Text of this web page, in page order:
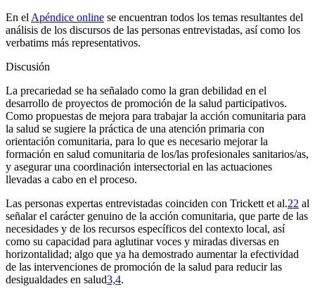
En el Apéndice online se encuentran todos los temas resultantes del
análisis de los discursos de las personas entrevistadas, así como los
verbatims más representativos.
Discusión
La precariedad se ha señalado como la gran debilidad en el
desarrollo de proyectos de promoción de la salud participativos.
Como propuestas de mejora para trabajar la acción comunitaria para
la salud se sugiere la práctica de una atención primaria con
orientación comunitaria, para lo que es necesario mejorar la
formación en salud comunitaria de los/las profesionales sanitarios/as,
y asegurar una coordinación intersectorial en las actuaciones
llevadas a cabo en el proceso.
Las personas expertas entrevistadas coinciden con Trickett et al.22 al
señalar el carácter genuino de la acción comunitaria, que parte de las
necesidades y de los recursos específicos del contexto local, así
como su capacidad para aglutinar voces y miradas diversas en
horizontalidad; algo que ya ha demostrado aumentar la efectividad
de las intervenciones de promoción de la salud para reducir las
desigualdades en salud3,4.